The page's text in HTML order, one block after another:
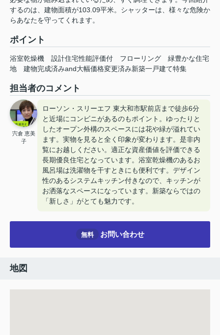
するのは、建物面積が103.09平米。シャッターは、様々な危険か
らあなたを守ってくれます。
ポイント
浴室乾燥機 設計住宅性能評価付 フローリング
緑豊かな住宅
地
建物完成済みand大幅価格変更済み新築一戸建て特集
担当者のコメント
宍倉 恵美
子
ローソン・スリーエフ 東大和市駅前店まで徒歩6分
と近場にコンビニがあるのもポイント。ゆったりと
したオープン外構のスペースには花や緑が溢れてい
ます。実物を見ると全く印象が変わります。是非内
覧にお越しください。適正な資産価値を評価できる
長期優良住宅となっています。浴室乾燥機のあるお
風呂場は洗濯物を干すときにも便利です。デザイン
性のあるシステムキッチン付きなので、キッチンが
お洒落なスペースになっています。新築ならではの
「新しさ」がとても魅力です。
無料 お問い合わせ
地図